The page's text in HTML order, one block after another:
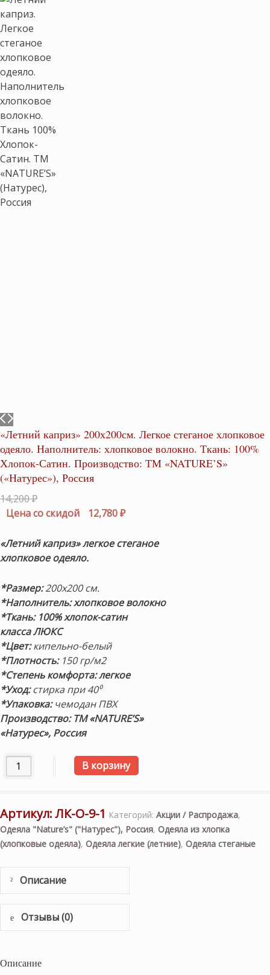
«Летний каприз» 200х200см. Легкое стеганое хлопковое
одеяло. Наполнитель: хлопковое волокно. Ткань: 100%
Хлопок-Сатин. Производство: ТМ «NATURE’S»
(«Натурес»), Россия
14,200₽Первоначальная
цена
14,200 ₽.
Цена со скидой 12,780₽Текущая
12,780 ₽.
«Летний каприз» легкое стеганое
хлопковое одеяло.
*Размер:200х200 см.
*Наполнитель: хлопковое волокно
*Ткань: 100% хлопок-сатин
класса ЛЮКС
*Цвет:кипельно-белый
*Плотность:150 гр/м2
*Степень комфорта: легкое
*Уход:стирка при 40⁰
*Упаковка:чемодан ПВХ
Производство: ТМ «NATURE’S»
«Натурес», Россия
Количество товара «Летний каприз» 200х200см.
В корзину
Артикул:ЛК-О-9-1 Категорий: Акции / Распродажа,
Одеяла "Nature’s" ("Натурес"), Россия, Одеяла из хлопка
(хлопковые одеяла), Одеяла легкие (летние), Одеяла стеганые
Описание
Отзывы (0)
Описание